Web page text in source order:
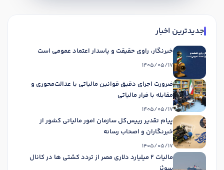
جدیدترین اخبار
خبرنگار، راوی حقیقت و پاسدار اعتماد عمومی است
1405/05/17
ضرورت اجرای دقیق قوانین مالیاتی با عدالت‌محوری و
مقابله با فرار مالیاتی
1405/05/17
پیام تقدیر رییس‌کل سازمان امور مالیاتی کشور از
خبرنگاران و اصحاب رسانه
1405/05/17
مالیات 2 میلیارد دلاری مصر از تردد کشتی ها در کانال